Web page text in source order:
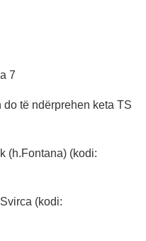
7
të ndërprehen keta TS
(h.Fontana) (kodi:
(kodi: